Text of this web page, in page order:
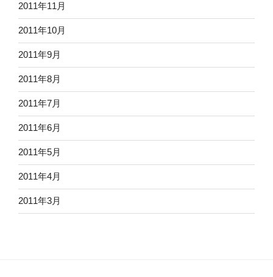
2011年11月
2011年10月
2011年9月
2011年8月
2011年7月
2011年6月
2011年5月
2011年4月
2011年3月